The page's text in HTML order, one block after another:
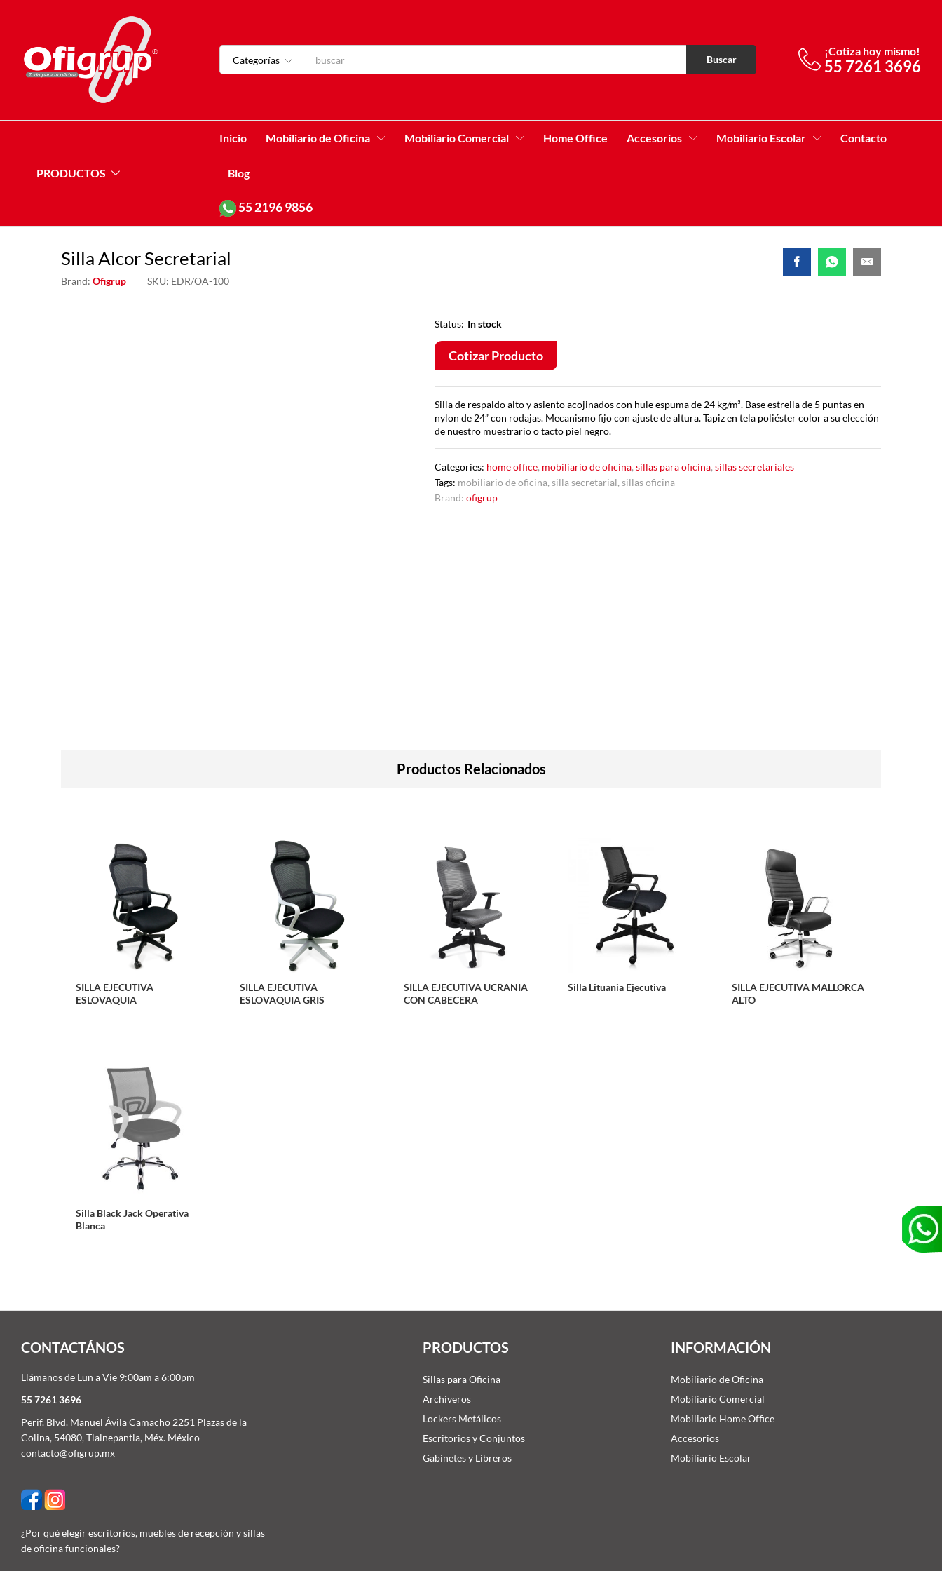
Categorías Buscar
¡Cotiza hoy mismo!
55 7261 3696
PRODUCTOS
Inicio Mobiliario de Oficina Mobiliario Comercial Home Office Accesorios Mobiliario Escolar Contacto
Blog
552196 9856
Silla Alcor Secretarial
Brand: Ofigrup SKU: EDR/OA-100
Status: In stock
Cotizar Producto
Silla de respaldo alto y asiento acojinados con hule espuma de 24 kg/m³. Base estrella de 5 puntas en
nylon de 24” con rodajas. Mecanismo fijo con ajuste de altura. Tapiz en tela poliéster color a su elección
de nuestro muestrario o tacto piel negro.
Categories: home office, mobiliario de oficina,sillas para oficina,sillas secretariales
Tags: mobiliario de oficina,silla secretarial,sillas oficina
Brand:ofigrup
Productos Relacionados
SILLA EJECUTIVA
ESLOVAQUIA
SILLA EJECUTIVA
ESLOVAQUIA GRIS
SILLA EJECUTIVA UCRANIA
CON CABECERA
Silla Lituania Ejecutiva
SILLA EJECUTIVA MALLORCA
ALTO
Silla Black Jack Operativa
Blanca
CONTACTÁNOS
Llámanos de Lun a Vie 9:00am a 6:00pm
55 7261 3696
Perif. Blvd. Manuel Ávila Camacho 2251 Plazas de la
Colina, 54080, Tlalnepantla, Méx. México
contacto@ofigrup.mx
¿Por qué elegir escritorios, muebles de recepción y sillas
de oficina funcionales?
PRODUCTOS
Sillas para Oficina
Archiveros
Lockers Metálicos
Escritorios y Conjuntos
Gabinetes y Libreros
INFORMACIÓN
Mobiliario de Oficina
Mobiliario Comercial
Mobiliario Home Office
Accesorios
Mobiliario Escolar